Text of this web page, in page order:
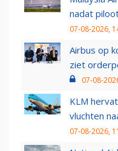
nadat
07-08-2026,
Airbus op
ziet
07-08-
KLM
vluchten
07-08-2026,